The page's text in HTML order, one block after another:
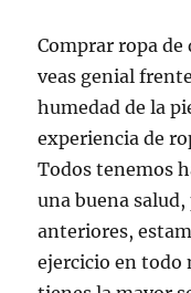
Comprar ropa de
veas genial
humedad de la
experiencia de
Todos tenemos
una buena
anteriores,
ejercicio en todo